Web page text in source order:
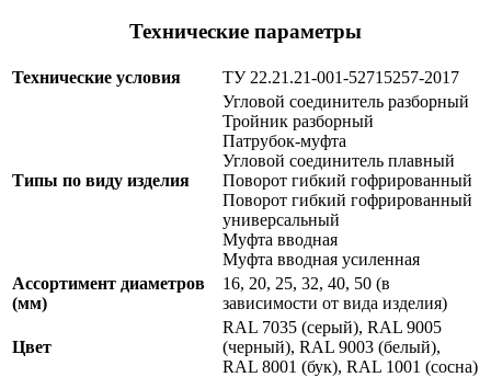
Технические параметры
Технические условия ТУ 22.21.21-001-52715257-2017
Типы по виду изделия
Угловой соединитель разборный
Тройник разборный
Патрубок-муфта
Угловой соединитель плавный
Поворот гибкий гофрированный
Поворот гибкий гофрированный
универсальный
Муфта вводная
Муфта вводная усиленная
Ассортимент диаметров
(мм)
16, 20, 25, 32, 40, 50 (в
зависимости от вида изделия)
Цвет
RAL 7035 (серый), RAL 9005
(черный), RAL 9003 (белый),
RAL 8001 (бук), RAL 1001 (сосна)